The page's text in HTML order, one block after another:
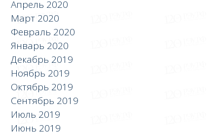
Апрель 2020
Март 2020
Февраль 2020
Январь 2020
Декабрь 2019
Ноябрь 2019
Октябрь 2019
Сентябрь 2019
Июль 2019
Июнь 2019